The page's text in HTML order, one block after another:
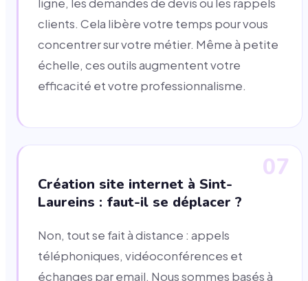
ligne, les demandes de devis ou les rappels
clients. Cela libère votre temps pour vous
concentrer sur votre métier. Même à petite
échelle, ces outils augmentent votre
efficacité et votre professionnalisme.
07
Création site internet à Sint-
Laureins : faut-il se déplacer ?
Non, tout se fait à distance : appels
téléphoniques, vidéoconférences et
échanges par email. Nous sommes basés à